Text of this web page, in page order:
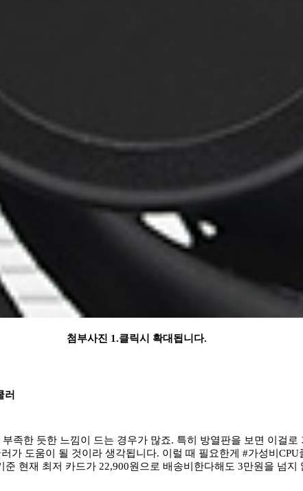
첨부사진 1.클릭시 확대됩니다.
러
족한 듯한 느낌이 드는 경우가 많죠. 특히 방열판을 보면 이걸
가 도움이 될 것이라 생각됩니다. 이럴 때 필요한게 #가성비
현재 최저 카드가 22,900원으로 배송비한다해도 3만원을 넘지